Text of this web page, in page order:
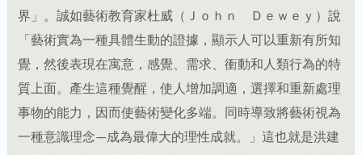
界」。誠如藝術教育家杜威（Ｊｏｈｎ Ｄｅｗｅｙ）說
「藝術實為一種具體生動的證據，顯示人可以重新有所知
覺，然後表現在寓意，感覺、需求、衝動和人類行為的特
質上面。產生這種覺醒，使人增加調適，選擇和重新處理
事物的能力，因而使藝術變化多端。同時導致將藝術視為
一種意識理念—成為最偉大的理性成就。」這也就是洪建